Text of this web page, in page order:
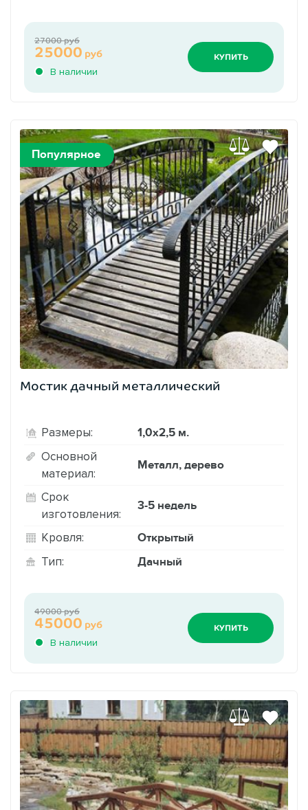
В наличии
25000 руб
27000 руб
КУПИТЬ
Популярное
Мостик дачный металлический
Размеры: 1,0х2,5 м.
Основной
материал:
Металл, дерево
Срок
изготовления:
3-5 недель
Кровля: Открытый
Тип: Дачный
В наличии
45000 руб
49000 руб
КУПИТЬ